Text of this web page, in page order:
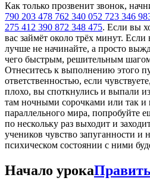
Как только прозвенит звонок,
790 203 478 762 340 052 723 346
275 412 390 872 348 475. Если вы
вас займёт около трёх минут.
лучше не начинайте, а просто
чего быстрым, решительным шагом
Отнеситесь к выполнению этого
ответственностью, если
плохо, вы споткнулись и выпали
там ночными сорочками или так
параллельного мира, попробуйте
по нескольку раз выходит и
учеников чувство запуганности
психическом состоянии с ними
Начало урокаПравить